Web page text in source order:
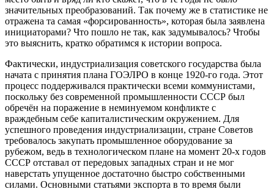
значительных преобразований. Так почему же в статистике не
отражена та самая «форсированность», которая была заявлена
инициаторами? Что пошло не так, как задумывалось? Чтобы
это выяснить, кратко обратимся к истории вопроса.
Фактически, индустриализация советского государства была
начата с принятия плана ГОЭЛРО в конце 1920-го года. Этот
процесс поддерживался практически всеми коммунистами,
поскольку без современной промышленности СССР был
обречён на поражение в неминуемом конфликте с
враждебным себе капиталистическим окружением. Для
успешного проведения индустриализации, стране Советов
требовалось закупать промышленное оборудование за
рубежом, ведь в технологическом плане на момент 20-х годов
СССР отставал от передовых западных стран и не мог
наверстать упущенное достаточно быстро собственными
силами. Основными статьями экспорта в то время были